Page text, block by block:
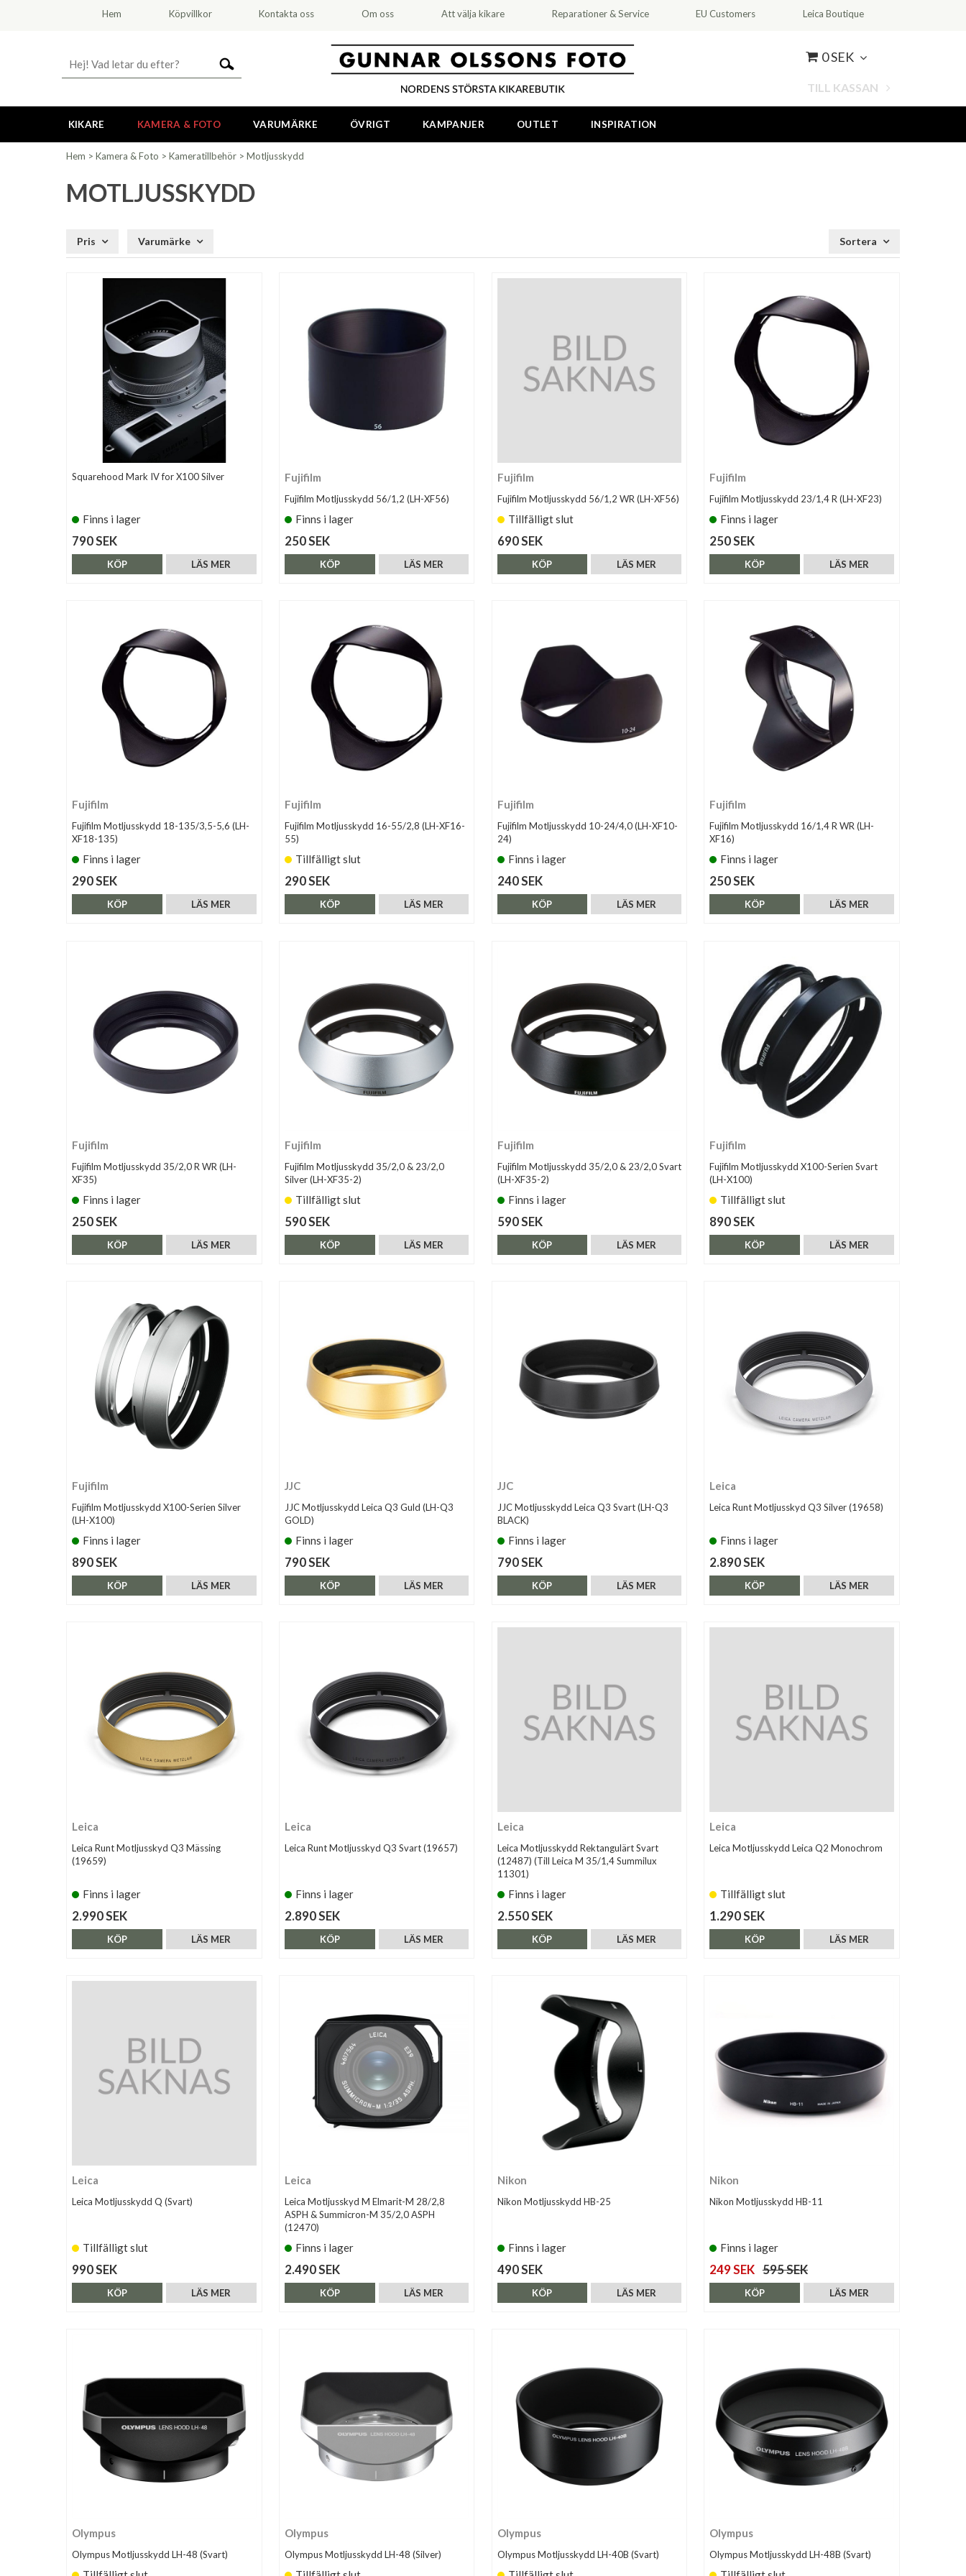
Hem Köpvillkor Kontakta oss Om oss Att välja kikare Reparationer & Service EU Customers Leica Boutique
0 SEK
TILL KASSAN
KIKARE KAMERA & FOTO VARUMÄRKE ÖVRIGT KAMPANJER OUTLET INSPIRATION
Hem > Kamera & Foto > Kameratillbehör > Motljusskydd
MOTLJUSSKYDD
Sortera
Pris Varumärke
Squarehood Mark IV for X100 Silver
Finns i lager
790 SEK
LÄS MER
KÖP
Fujifilm
Fujifilm Motljusskydd 56/1,2 (LH-XF56)
Finns i lager
250 SEK
LÄS MER
KÖP
Fujifilm
Fujifilm Motljusskydd 56/1,2 WR (LH-XF56)
Tillfälligt slut
690 SEK
LÄS MER
KÖP
Fujifilm
Fujifilm Motljusskydd 23/1,4 R (LH-XF23)
Finns i lager
250 SEK
LÄS MER
KÖP
Fujifilm
Fujifilm Motljusskydd 18-135/3,5-5,6 (LH-
XF18-135)
Finns i lager
290 SEK
LÄS MER
KÖP
Fujifilm
Fujifilm Motljusskydd 16-55/2,8 (LH-XF16-
55)
Tillfälligt slut
290 SEK
LÄS MER
KÖP
Fujifilm
Fujifilm Motljusskydd 10-24/4,0 (LH-XF10-
24)
Finns i lager
240 SEK
LÄS MER
KÖP
Fujifilm
Fujifilm Motljusskydd 16/1,4 R WR (LH-
XF16)
Finns i lager
250 SEK
LÄS MER
KÖP
Fujifilm
Fujifilm Motljusskydd 35/2,0 R WR (LH-
XF35)
Finns i lager
250 SEK
LÄS MER
KÖP
Fujifilm
Fujifilm Motljusskydd 35/2,0 & 23/2,0
Silver (LH-XF35-2)
Tillfälligt slut
590 SEK
LÄS MER
KÖP
Fujifilm
Fujifilm Motljusskydd 35/2,0 & 23/2,0 Svart
(LH-XF35-2)
Finns i lager
590 SEK
LÄS MER
KÖP
Fujifilm
Fujifilm Motljusskydd X100-Serien Svart
(LH-X100)
Tillfälligt slut
890 SEK
LÄS MER
KÖP
Fujifilm
Fujifilm Motljusskydd X100-Serien Silver
(LH-X100)
Finns i lager
890 SEK
LÄS MER
KÖP
JJC
JJC Motljusskydd Leica Q3 Guld (LH-Q3
GOLD)
Finns i lager
790 SEK
LÄS MER
KÖP
JJC
JJC Motljusskydd Leica Q3 Svart (LH-Q3
BLACK)
Finns i lager
790 SEK
LÄS MER
KÖP
Leica
Leica Runt Motljusskyd Q3 Silver (19658)
Finns i lager
2.890 SEK
LÄS MER
KÖP
Leica
Leica Runt Motljusskyd Q3 Mässing
(19659)
Finns i lager
2.990 SEK
LÄS MER
KÖP
Leica
Leica Runt Motljusskyd Q3 Svart (19657)
Finns i lager
2.890 SEK
LÄS MER
KÖP
Leica
Leica Motljusskydd Rektangulärt Svart
(12487) (Till Leica M 35/1,4 Summilux
11301)
Finns i lager
2.550 SEK
LÄS MER
KÖP
Leica
Leica Motljusskydd Leica Q2 Monochrom
Tillfälligt slut
1.290 SEK
LÄS MER
KÖP
Leica
Leica Motljusskydd Q (Svart)
Tillfälligt slut
990 SEK
LÄS MER
KÖP
Leica
Leica Motljusskyd M Elmarit-M 28/2,8
ASPH & Summicron-M 35/2,0 ASPH
(12470)
Finns i lager
2.490 SEK
LÄS MER
KÖP
Nikon
Nikon Motljusskydd HB-25
Finns i lager
490 SEK
LÄS MER
KÖP
Nikon
Nikon Motljusskydd HB-11
Finns i lager
249 SEK 595 SEK
LÄS MER
KÖP
Olympus
Olympus Motljusskydd LH-48 (Svart)
Olympus
Olympus Motljusskydd LH-48 (Silver)
Olympus
Olympus Motljusskydd LH-40B (Svart)
Olympus
Olympus Motljusskydd LH-48B (Svart)